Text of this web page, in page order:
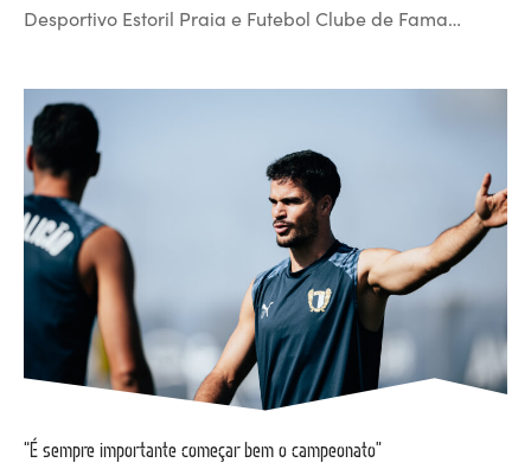
Desportivo Estoril Praia e Futebol Clube de Fama…
“É sempre importante começar bem o campeonato”